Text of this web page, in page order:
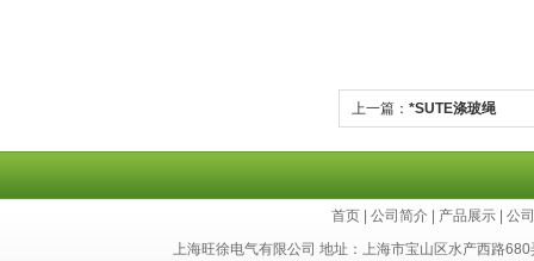
上一篇： *SUTE涤玻绳
首页 |公司简介 产品展示 |公
上海旺徐电气有限公司 地址：上海市宝山区水产西路